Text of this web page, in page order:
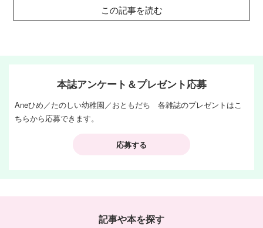
この記事を読む
本誌アンケート＆プレゼント応募
Aneひめ／たのしい幼稚園／おともだち 各雑誌のプレゼントはこ
ちらから応募できます。
応募する
記事や本を探す